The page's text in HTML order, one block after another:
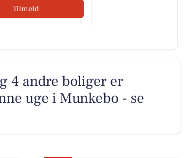
Tilmeld
4 andre boliger er
uge i Munkebo - se